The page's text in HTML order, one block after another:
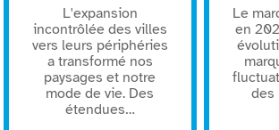
L'expansion
incontrôlée des villes
vers leurs périphéries
a transformé nos
paysages et notre
mode de vie. Des
étendues…
Le
en
des